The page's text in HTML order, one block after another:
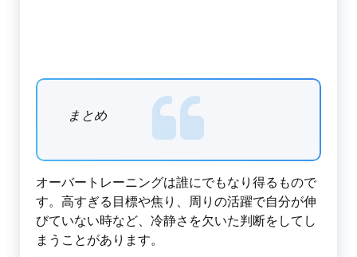
まとめ
オーバートレーニングは誰にでもなり得るもので
す。高すぎる目標や焦り、周りの活躍で自分が伸
びていない時など、冷静さを欠いた判断をしてし
まうことがあります。